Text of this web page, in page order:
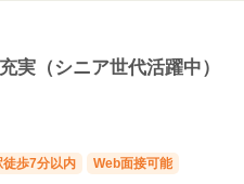
実（シニア世代活躍中）
徒歩7分以内
Web面接可能